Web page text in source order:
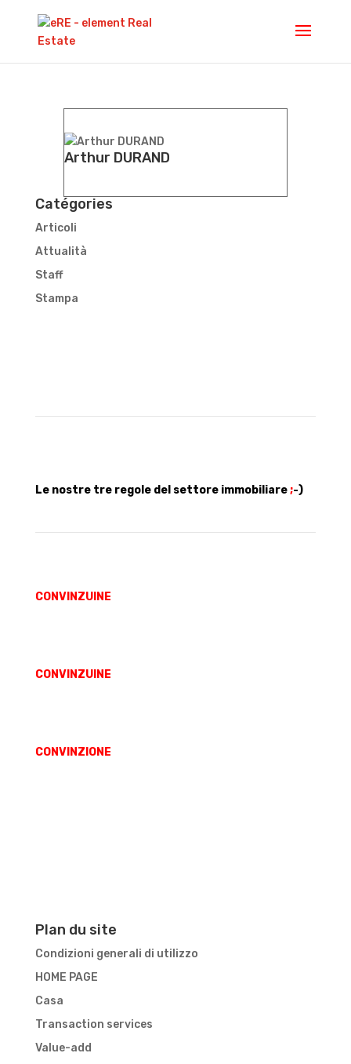
Arthur DURAND
Catégories
Articoli
Attualità
Staff
Stampa
Le nostre tre regole del settore immobiliare;-)
CONVINZUINE
CONVINZUINE
CONVINZIONE
Plan du site
Condizioni generali di utilizzo
HOME PAGE
Casa
Transaction services
Value-add